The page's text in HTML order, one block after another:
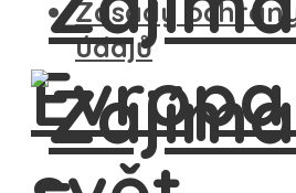
Zásady
údajů